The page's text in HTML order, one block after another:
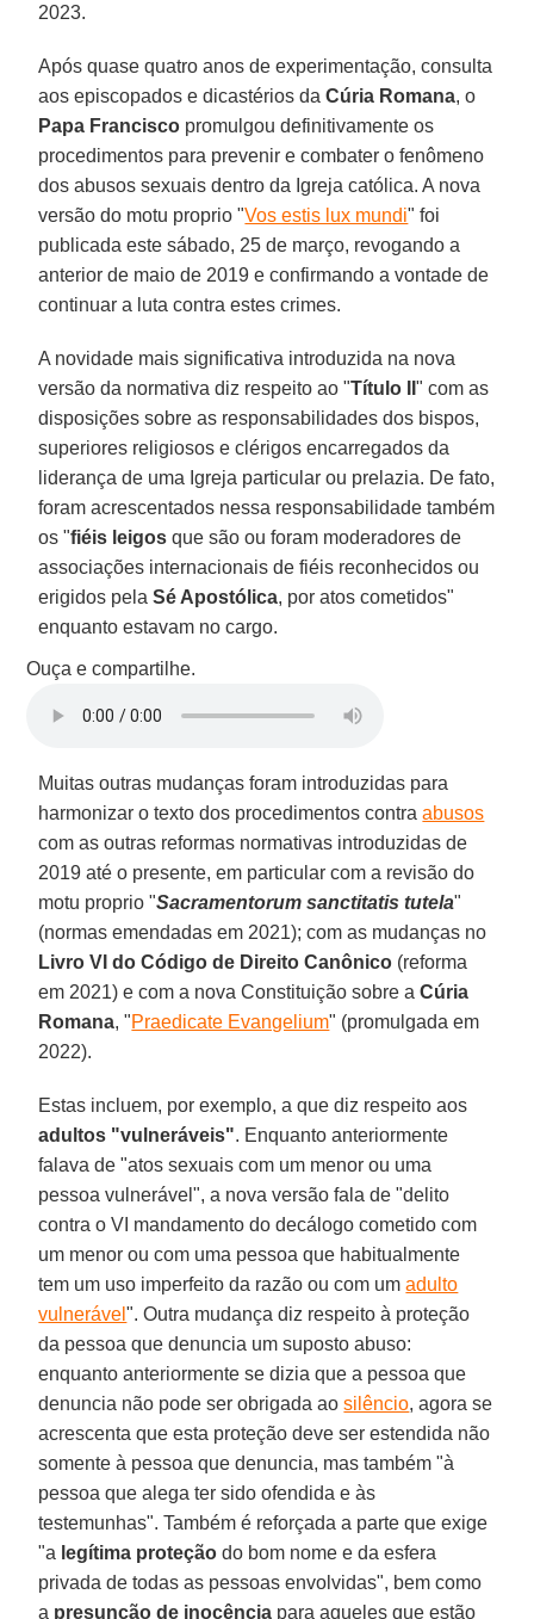
2023.
Após quase quatro anos de experimentação, consulta
aos episcopados e dicastérios daCúria Romana, o
Papa Francisco promulgou definitivamente os
procedimentos para prevenir e combater o fenômeno
dos abusos sexuais dentro da Igreja católica. A nova
versão do motu proprio "Vos estis lux mundi" foi
publicada este sábado, 25 de março, revogando a
anterior de maio de 2019 e confirmando a vontade de
continuar a luta contra estes crimes.
A novidade mais significativa introduzida na nova
versão da normativa diz respeito ao "Título II" com as
disposições sobre as responsabilidades dos bispos,
superiores religiosos e clérigos encarregados da
liderança de uma Igreja particular ou prelazia. De fato,
foram acrescentados nessa responsabilidade também
os "fiéis leigos que são ou foram moderadores de
associações internacionais de fiéis reconhecidos ou
erigidos pelaSé Apostólica, por atos cometidos"
enquanto estavam no cargo.
Ouça e compartilhe.
Muitas outras mudanças foram introduzidas para
harmonizar o texto dos procedimentos contraabusos
com as outras reformas normativas introduzidas de
2019 até o presente, em particular com a revisão do
motu proprio "Sacramentorum sanctitatis tutela"
(normas emendadas em 2021); com as mudanças no
Livro VI do Código de Direito Canônico (reforma
em 2021) e com a nova Constituição sobre aCúria
Romana, "Praedicate Evangelium" (promulgada em
2022).
Estas incluem, por exemplo, a que diz respeito aos
adultos "vulneráveis". Enquanto anteriormente
falava de "atos sexuais com um menor ou uma
pessoa vulnerável", a nova versão fala de "delito
contra o VI mandamento do decálogo cometido com
um menor ou com uma pessoa que habitualmente
tem um uso imperfeito da razão ou com umadulto
vulnerável". Outra mudança diz respeito à proteção
da pessoa que denuncia um suposto abuso:
enquanto anteriormente se dizia que a pessoa que
denuncia não pode ser obrigada aosilêncio, agora se
acrescenta que esta proteção deve ser estendida não
somente à pessoa que denuncia, mas também "à
pessoa que alega ter sido ofendida e às
testemunhas". Também é reforçada a parte que exige
"a legítima proteção do bom nome e da esfera
privada de todas as pessoas envolvidas", bem como
a presunção de inocência para aqueles que estão